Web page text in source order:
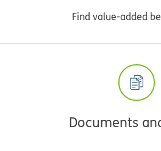
Find value-added
Documents